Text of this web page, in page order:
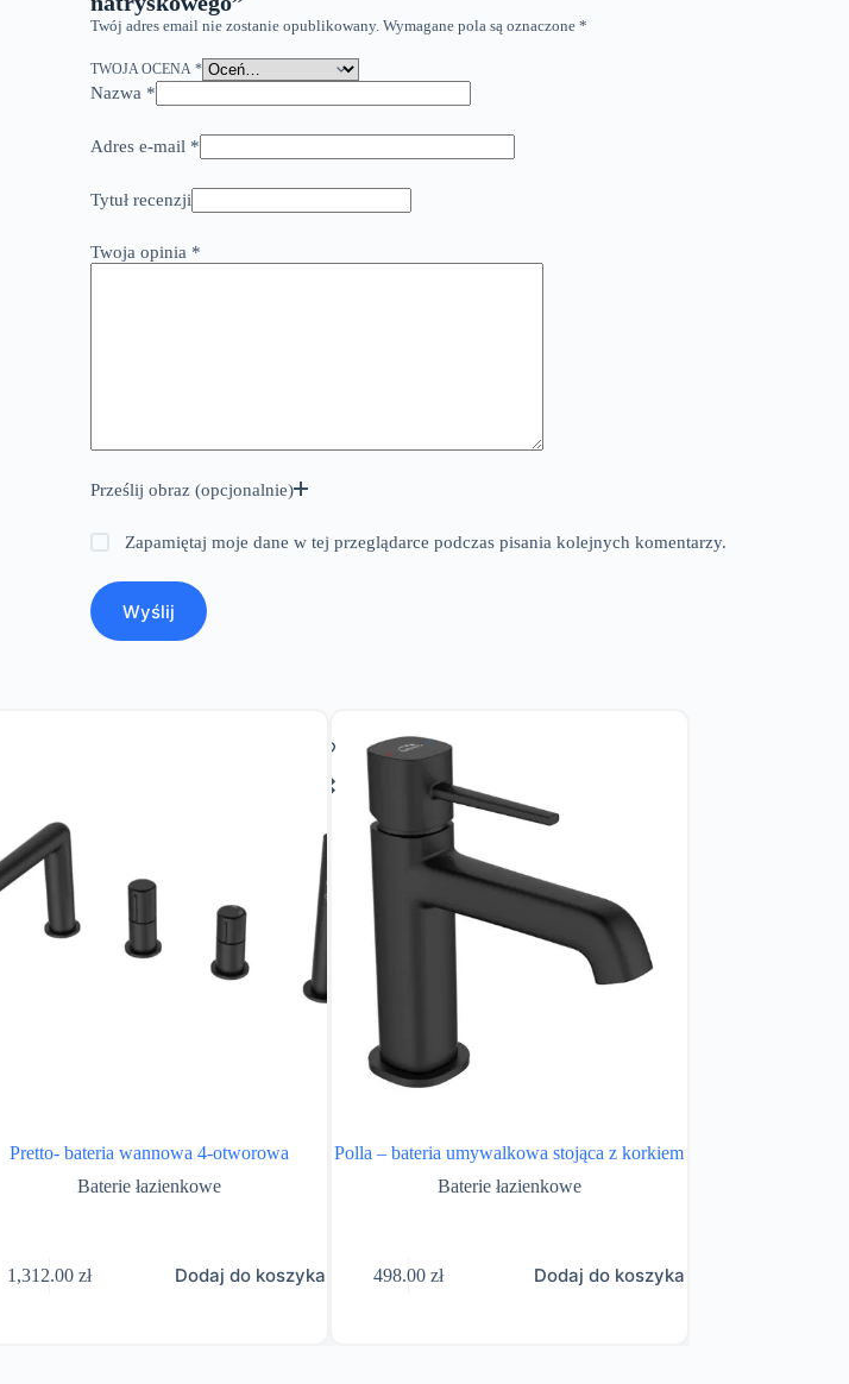
Twój adres email nie zostanie opublikowany. Wymagane pola są oznaczone *
TWOJA OCENA *
Nazwa *
Adres e-mail *
Tytuł recenzji
Twoja opinia *
Prześlij obraz (opcjonalnie)
Zapamiętaj moje dane w tej przeglądarce podczas pisania kolejnych komentarzy.
Wyślij
Pretto- bateria wannowa 4-otworowa
Baterie łazienkowe
1,312.00 zł Dodaj do koszyka
Polla – bateria umywalkowa stojąca z korkiem
Baterie łazienkowe
498.00zł Dodaj do koszyka